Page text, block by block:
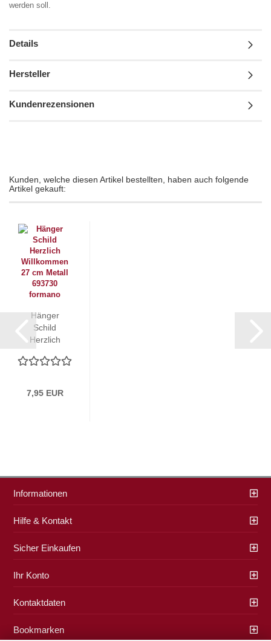
werden soll.
Details
Hersteller
Kundenrezensionen
Kunden, welche diesen Artikel bestellten, haben auch folgende
Artikel gekauft:
Hänger
Schild
Herzlich
27 cm Rost...
7,95 EUR
Informationen
Hilfe & Kontakt
Sicher Einkaufen
Ihr Konto
Kontaktdaten
Bookmarken